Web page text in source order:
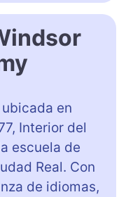
ubicada en
Interior del
escuela de
Real. Con
de idiomas,